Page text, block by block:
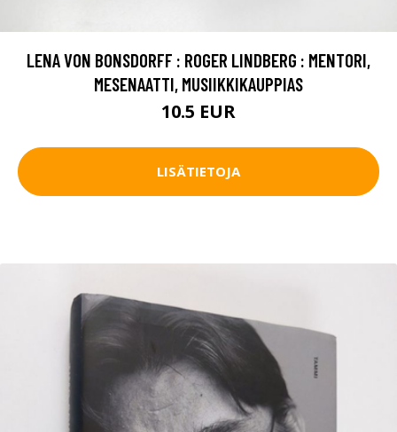
LENA VON BONSDORFF : ROGER LINDBERG : MENTORI,
MESENAATTI, MUSIIKKIKAUPPIAS
10.5 EUR
LISÄTIETOJA